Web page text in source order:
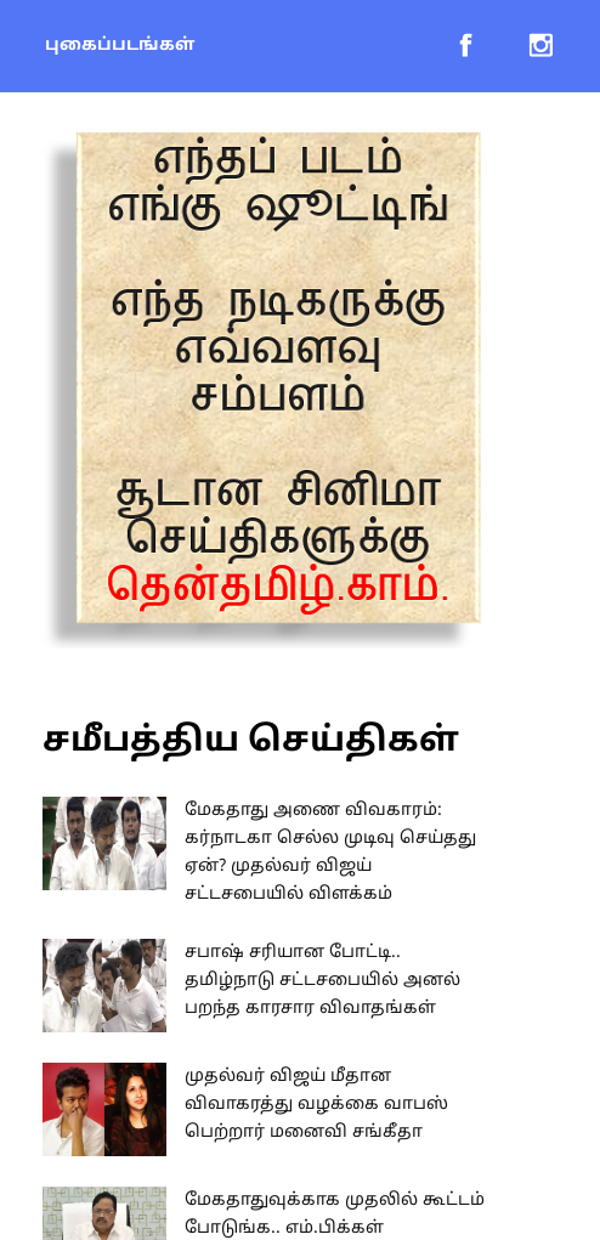
புகைப்படங்கள்
சமீபத்திய செய்திகள்
மேகதாது அணை விவகாரம்:
கர்நாடகா செல்ல முடிவு செய்தது
ஏன்? முதல்வர் விஜய்
சட்டசபையில் விளக்கம்
சபாஷ் சரியான போட்டி..
தமிழ்நாடு சட்டசபையில் அனல்
பறந்த காரசார விவாதங்கள்
முதல்வர் விஜய் மீதான
விவாகரத்து வழக்கை வாபஸ்
பெற்றார் மனைவி சங்கீதா
மேகதாதுவுக்காக முதலில் கூட்டம்
போடுங்க.. எம்.பிக்கள்